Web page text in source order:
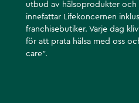
utbud av hälsoprodukter och
innefattar Lifekoncernen
franchisebutiker. Varje dag
för att prata hälsa med oss
care”.